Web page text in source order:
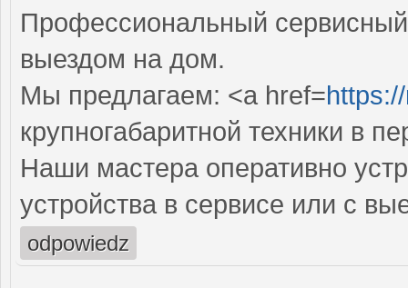
Профессиональный
выездом на дом.
Мы предлагаем: <a href=
крупногабаритной техники в
Наши мастера оперативно
устройства в сервисе или с
odpowiedz